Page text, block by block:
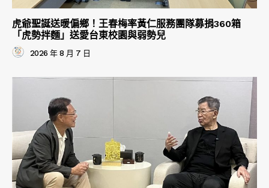
虎爺聖誕送暖偏鄉！王春梅率黃仁服務團隊募捐360箱
「虎勢拌麵」送愛台東校園與弱勢兒
2026 年 8 月 7 日